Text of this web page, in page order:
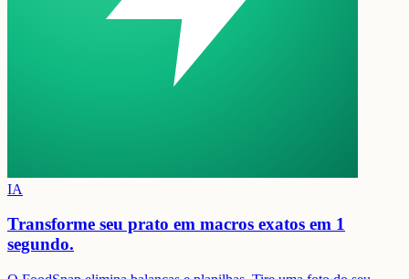
IA
Transforme seu prato em macros exatos em 1
segundo.